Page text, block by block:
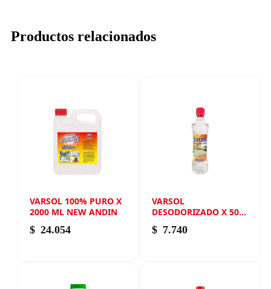
Productos relacionados
VARSOL 100% PURO X
2000 ML NEW ANDIN
$ 24.054
VARSOL
DESODORIZADO X 500
ML NEW ANDIN
$ 7.740